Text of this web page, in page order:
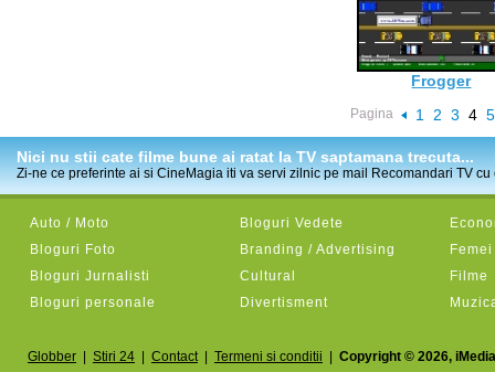
Frogger
Pagina 1 2 3 4 5
Nici nu stii cate filme bune ai ratat la TV saptamana trecuta...
Zi-ne ce preferinte ai si CineMagia iti va servi zilnic pe mail Recomandari TV
Auto / Moto
Bloguri Foto
Bloguri Jurnalisti
Bloguri personale
Bloguri Vedete
Branding / Advertising
Cultural
Divertisment
Femei
Filme
Globber Stiri 24 Contact| Termeni si conditii Copyright © 2026,